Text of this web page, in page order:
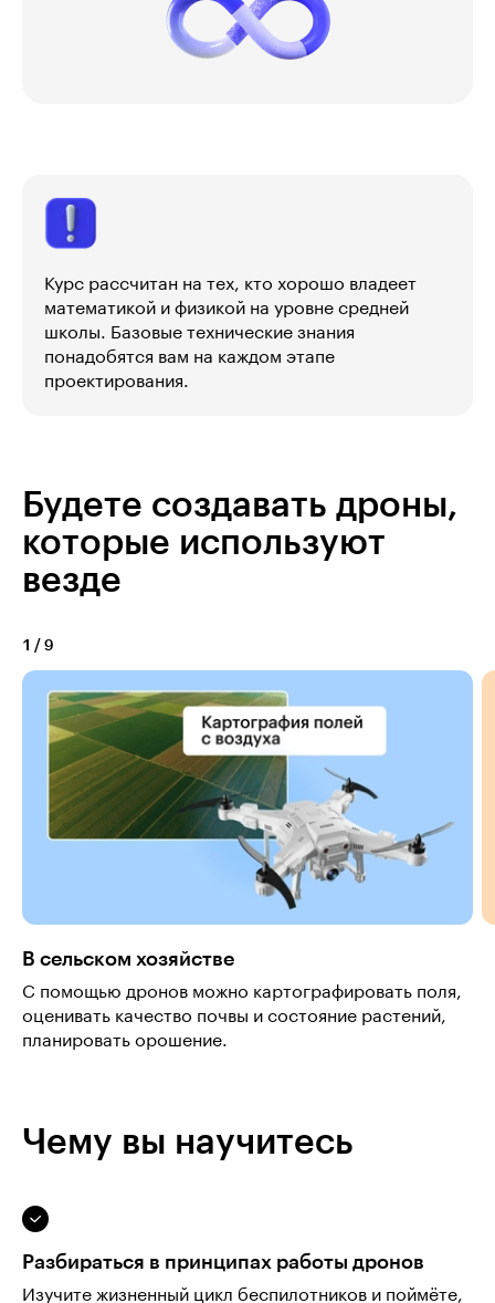
Курс рассчитан на тех, кто хорошо владеет
математикой и физикой на уровне средней
школы. Базовые технические знания
понадобятся вам на каждом этапе
проектирования.
Будете создавать дроны,
которые используют
везде
1 / 9
В сельском хозяйстве
С помощью дронов можно картографировать поля,
оценивать качество почвы и состояние растений,
планировать орошение.
Чему вы научитесь
Разбираться в принципах работы дронов
Изучите жизненный цикл беспилотников и поймёте,